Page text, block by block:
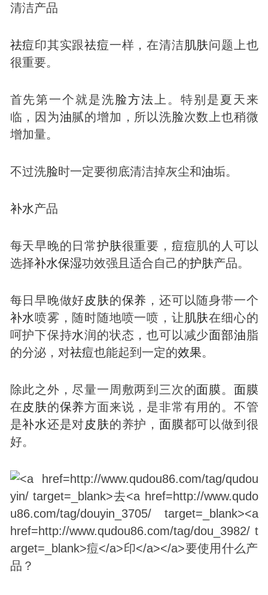
清洁产品
祛痘印其实跟祛痘一样，在清洁肌肤问题上也
很重要。
首先第一个就是洗脸方法 上。特别是夏天来
临，因为油腻的增加，所以洗脸次数上也稍微
增加量。
不过洗脸时一定要彻底清洁掉灰尘和油垢。
补水产品
每天早晚的日常护肤很重要， 痘痘肌的人可以
选择补水保湿功效强且适合自己的护肤产品。
每日早晚做好皮肤的保养 ，还可以随身带一个
补水喷雾，随时随地喷一喷，让肌肤在细心的
呵护下保持水润的状态，也可以减少面部油脂
的分泌，对祛痘也能起到一定的效果。
除此之外，尽量一周敷两到三次的面膜。 面膜
在皮肤的保养方面来说，是非常有用的。不管
是补水还是对皮肤的养护，面膜都可以做到很
好。